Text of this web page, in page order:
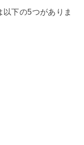
下の5つがありま